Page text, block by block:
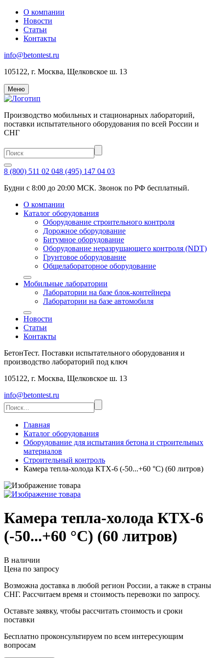
О компании
Новости
Статьи
Контакты
info@betontest.ru
105122, г. Москва, Щелковское ш. 13
Меню
Производство мобильных и стационарных лабораторий,
поставки испытательного оборудования по всей России и
СНГ
8 (800) 511 02 048 (495) 147 04 03
Будни с 8:00 до 20:00 МСК. Звонок по РФ бесплатный.
О компании
Каталог оборудования
Оборудование строительного контроля
Дорожное оборудование
Битумное оборудование
Оборудование неразрушающего контроля (NDT)
Грунтовое оборудование
Общелабораторное оборудование
Мобильные лаборатории
Лаборатории на базе блок-контейнера
Лаборатории на базе автомобиля
Новости
Статьи
Контакты
БетонТест. Поставки испытательного оборудования и
производство лабораторий под ключ
105122, г. Москва, Щелковское ш. 13
info@betontest.ru
Главная
Каталог оборудования
Оборудование для испытания бетона и строительных
материалов
Строительный контроль
Камера тепла-холода КТХ-6 (-50...+60 °C) (60 литров)
Камера тепла-холода КТХ-6
(-50...+60 °C) (60 литров)
В наличии
Цена по запросу
Возможна доставка в любой регион России, а также в страны
СНГ. Рассчитаем время и стоимость перевозки по запросу.
Оставьте заявку, чтобы рассчитать стоимость и сроки
поставки
Бесплатно проконсультируем по всем интересующим
вопросам